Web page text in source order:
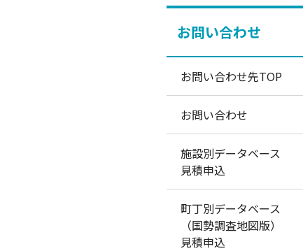
お問い合わせ
お問い合わせ先TOP
お問い合わせ
施設別データベース
見積申込
町丁別データベース
（国勢調査地図版）
見積申込